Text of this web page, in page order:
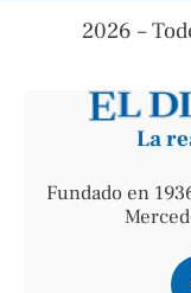
2026 –
La
Fundado en